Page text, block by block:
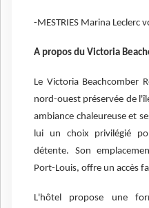
-MESTRIES Marina Leclerc
A propos du Victoria
Le Victoria Beachcomber
nord-ouest préservée de
ambiance chaleureuse et
lui un choix privilégié
détente. Son
Port-Louis, offre un accès
L'hôtel propose une